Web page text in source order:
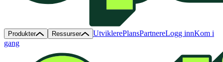
Produkter Ressurser UtviklerePlansPartnereLogg innKom i
gang